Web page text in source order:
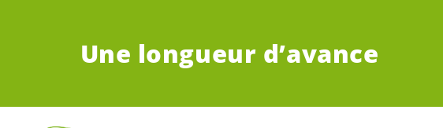
Une longueur d’avance